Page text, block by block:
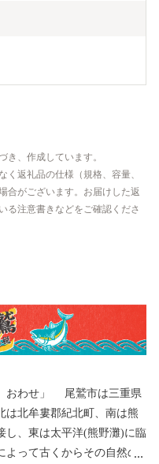
き、作成しています。
く返礼品の仕様（規格、容量、
合がございます。お届けした返
る注意書きなどをご確認くださ
おわせ」 尾鷲市は三重県
は北牟婁郡紀北町、南は熊
し、東は太平洋(熊野灘)に臨
って古くからその自然の